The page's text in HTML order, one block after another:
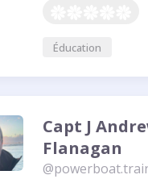
Éducation
Capt J
Flanagan